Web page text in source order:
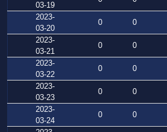
03-19
2023-
03-20
0 0
2023-
03-21
0 0
2023-
03-22
0 0
2023-
03-23
0 0
2023-
03-24
0 0